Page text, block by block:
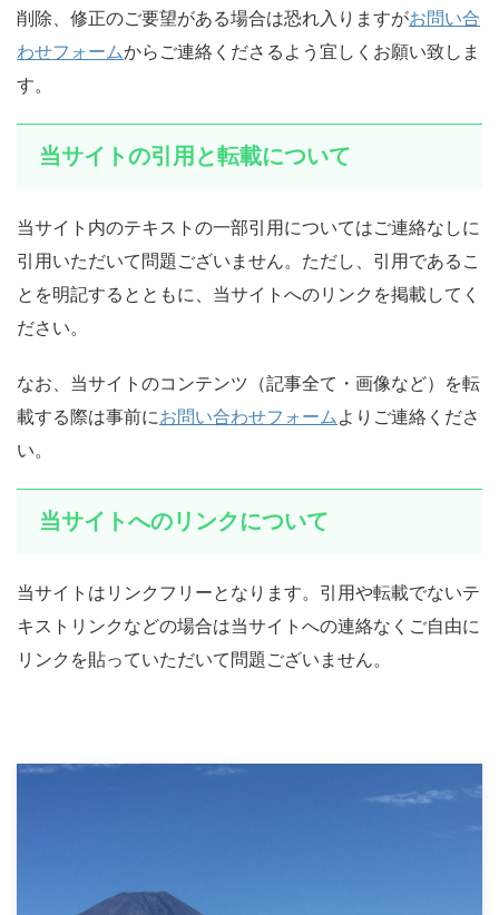
削除、修正のご要望がある場合は恐れ入りますがお問い合
わせフォームからご連絡くださるよう宜しくお願い致しま
す。
当サイトの引用と転載について
当サイト内のテキストの一部引用についてはご連絡なしに
引用いただいて問題ございません。ただし、引用であるこ
とを明記するとともに、当サイトへのリンクを掲載してく
ださい。
なお、当サイトのコンテンツ（記事全て・画像など）を転
載する際は事前にお問い合わせフォームよりご連絡くださ
い。
当サイトへのリンクについて
当サイトはリンクフリーとなります。引用や転載でないテ
キストリンクなどの場合は当サイトへの連絡なくご自由に
リンクを貼っていただいて問題ございません。